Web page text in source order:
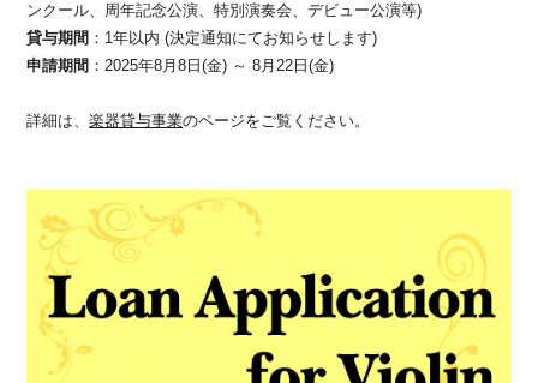
ンクール、周年記念公演、特別演奏会、デビュー公演等)
貸与期間 ：1年以内 (決定通知にてお知らせします)
申請期間 ：2025年8月8日(金) ～ 8月22日(金)
詳細は、楽器貸与事業のページをご覧ください。